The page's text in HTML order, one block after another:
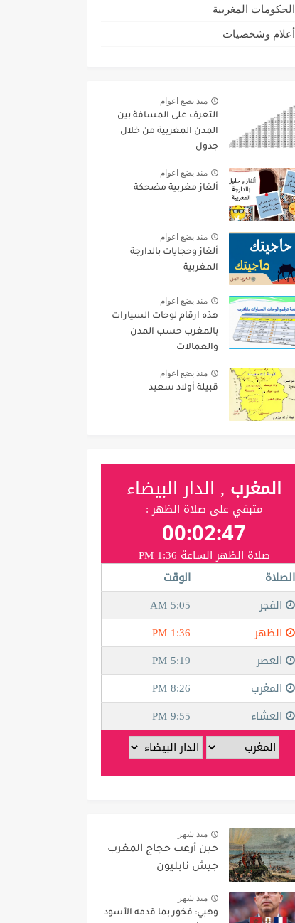
الحكومات المغربية
أعلام وشخصيات
منذ بضع اعوام
التعرف على المسافة بين
المدن المغربية من خلال
جدول
منذ بضع اعوام
ألغاز مغربية مضحكة
منذ بضع اعوام
ألغاز وحجايات بالدارجة
المغربية
منذ بضع اعوام
هذه ارقام لوحات السيارات
بالمغرب حسب المدن
والعمالات
منذ بضع اعوام
قبيلة أولاد سعيد
منذ شهر
حين أرعب حجاج المغرب
جيش نابليون
منذ شهر
وهبي: فخور بما قدمه الأسود